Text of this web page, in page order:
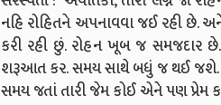
નહિ રોહિતને અપનાવવા જઈ રહી છે.
કરી રહી છું. રોહન ખૂબ જ
શરૂઆત કર. સમય સાથે બધું જ થઈ જશે.
સમય જતાં તારી જેમ કોઈ એને પણ પ્રેમ